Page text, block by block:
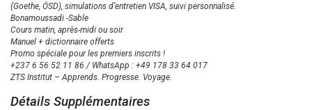
(Goethe, ÖSD), simulations d’entretien VISA, suivi personnalisé.
Bonamoussadi -Sable
Cours matin, après-midi ou soir
Manuel + dictionnaire offerts
Promo spéciale pour les premiers inscrits !
+237 6 56 52 11 86 / WhatsApp : +49 178 33 64 017
ZTS Institut – Apprends. Progresse. Voyage.
Détails Supplémentaires